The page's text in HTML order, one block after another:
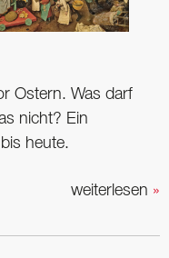
Ostern. Was darf
nicht? Ein
heute.
weiterlesen »